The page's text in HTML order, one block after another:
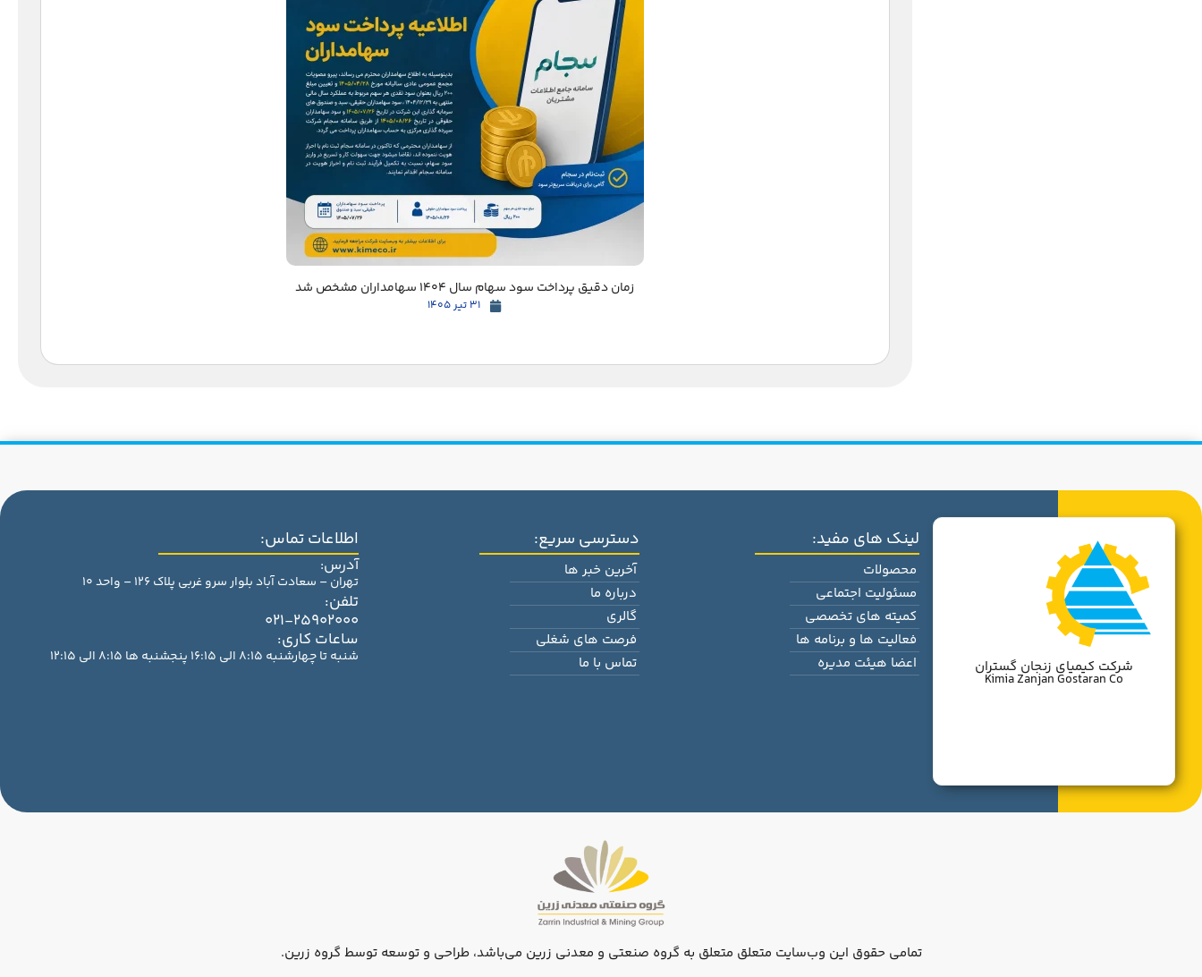
زمان دقیق پرداخت سود سهام سال 1404 سهامداران مشخص شد
31 تیر 1405
اطلاعات تماس:
آدرس:
تهران – سعادت آباد بلوار سرو غربی پلاک 126 – واحد 10
تلفن:
021-25902000
ساعات کاری:
شنبه تا چهارشنبه 8:15 الی 16:15 پنجشنبه ها 8:15 الی 12:15
دسترسی سریع:
آخرین خبر ها
درباره ما
گالری
فرصت های شغلی
تماس با ما
لینک های مفید:
محصولات
مسئولیت اجتماعی
کمیته های تخصصی
فعالیت ها و برنامه ها
اعضا هیئت مدیره
شرکت کیمیای زنجان گستران
Kimia Zanjan Gostaran Co
تمامی حقوق این وب‌سایت متعلق متعلق به گروه صنعتی و معدنی زرین می‌باشد، طراحی و توسعه توسط گروه زرین.